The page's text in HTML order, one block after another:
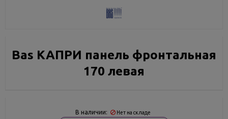
Bas КАПРИ панель фронтальная
170 левая
В наличии: Нет на складе